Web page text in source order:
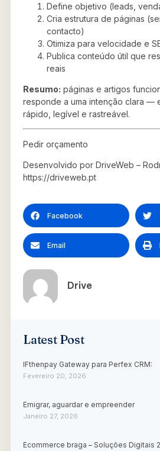
Define objetivo (leads,
Cria estrutura de páginas
contacto)
Otimiza para velocidade e
Publica conteúdo útil que
reais
Resumo: páginas e artigos
responde a uma intenção clara —
rápido, legível e rastreável.
Pedir orçamento
Desenvolvido por DriveWeb –
https://driveweb.pt
Facebook
Email
Drive
Latest Post
IFthenpay Gateway para Perfex CRM:
Fevereiro 20, 2026
Emigrar, aguardar e empreender
Janeiro 27, 2026
Ecommerce braga – Soluções Digitais